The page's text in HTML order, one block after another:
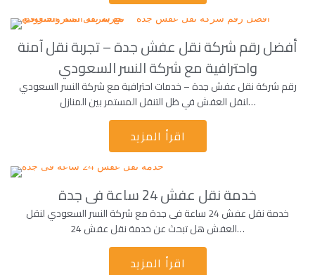
أفضل رقم شركة نقل عفش جدة – تجربة نقل آمنة
واحترافية مع شركة النسر السعودي
رقم شركة نقل عفش جدة – خدمات احترافية مع شركة النسر السعودي
لنقل العفش في ظل التنقل المستمر بين المنازل…
اقرأ المزيد
خدمة نقل عفش 24 ساعة فى جدة
خدمة نقل عفش 24 ساعة فى جدة مع شركة النسر السعودي لنقل
العفش هل تبحث عن خدمة نقل عفش 24…
اقرأ المزيد